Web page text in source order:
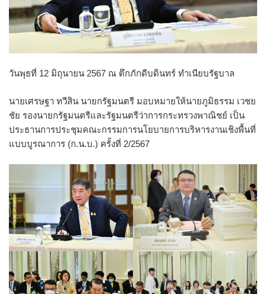
for:
วันพุธที่ 12 มิถุนายน 2567 ณ ตึกภักดีบดินทร์ ทำเนียบรัฐบาล
นายเศรษฐา ทวีสิน นายกรัฐมนตรี มอบหมายให้นายภูมิธรรม เวชย
ชัย รองนายกรัฐมนตรีและรัฐมนตรีว่าการกระทรวงพาณิชย์ เป็น
ประธานการประชุมคณะกรรมการนโยบายการบริหารงานเชิงพื้นที่
แบบบูรณาการ (ก.น.บ.) ครั้งที่ 2/2567